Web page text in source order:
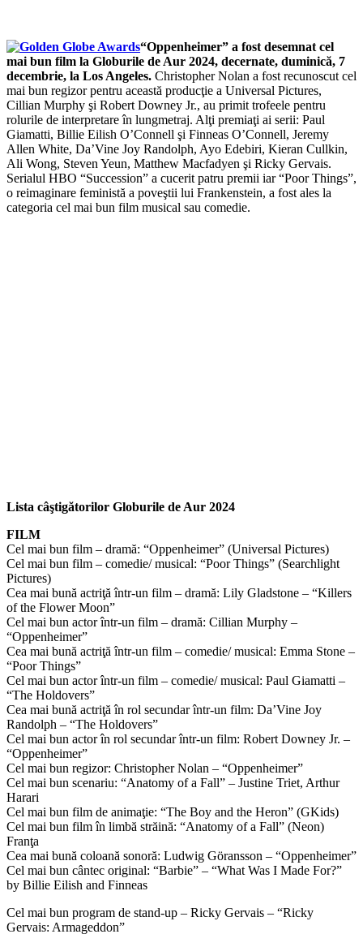
“Oppenheimer” a fost desemnat cel
mai bun film la Globurile de Aur 2024, decernate, duminică, 7
decembrie, la Los Angeles. Christopher Nolan a fost recunoscut cel
mai bun regizor pentru această producţie a Universal Pictures,
Cillian Murphy şi Robert Downey Jr., au primit trofeele pentru
rolurile de interpretare în lungmetraj. Alţi premiaţi ai serii: Paul
Giamatti, Billie Eilish O’Connell şi Finneas O’Connell, Jeremy
Allen White, Da’Vine Joy Randolph, Ayo Edebiri, Kieran Cullkin,
Ali Wong, Steven Yeun, Matthew Macfadyen şi Ricky Gervais.
Serialul HBO “Succession” a cucerit patru premii iar “Poor Things”,
o reimaginare feministă a poveştii lui Frankenstein, a fost ales la
categoria cel mai bun film musical sau comedie.
Lista câştigătorilor Globurile de Aur 2024
FILM
Cel mai bun film – dramă: “Oppenheimer” (Universal Pictures)
Cel mai bun film – comedie/ musical: “Poor Things” (Searchlight
Pictures)
Cea mai bună actriţă într-un film – dramă: Lily Gladstone – “Killers
of the Flower Moon”
Cel mai bun actor într-un film – dramă: Cillian Murphy –
“Oppenheimer”
Cea mai bună actriţă într-un film – comedie/ musical: Emma Stone –
“Poor Things”
Cel mai bun actor într-un film – comedie/ musical: Paul Giamatti –
“The Holdovers”
Cea mai bună actriţă în rol secundar într-un film: Da’Vine Joy
Randolph – “The Holdovers”
Cel mai bun actor în rol secundar într-un film: Robert Downey Jr. –
“Oppenheimer”
Cel mai bun regizor: Christopher Nolan – “Oppenheimer”
Cel mai bun scenariu: “Anatomy of a Fall” – Justine Triet, Arthur
Harari
Cel mai bun film de animaţie: “The Boy and the Heron” (GKids)
Cel mai bun film în limbă străină: “Anatomy of a Fall” (Neon)
Franţa
Cea mai bună coloană sonoră: Ludwig Göransson – “Oppenheimer”
Cel mai bun cântec original: “Barbie” – “What Was I Made For?”
by Billie Eilish and Finneas
Cel mai bun program de stand-up – Ricky Gervais – “Ricky
Gervais: Armageddon”